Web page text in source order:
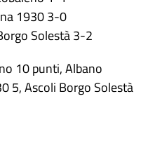
1930 3-0
Solestà 3-2
10 punti, Albano
5, Ascoli Borgo Solestà